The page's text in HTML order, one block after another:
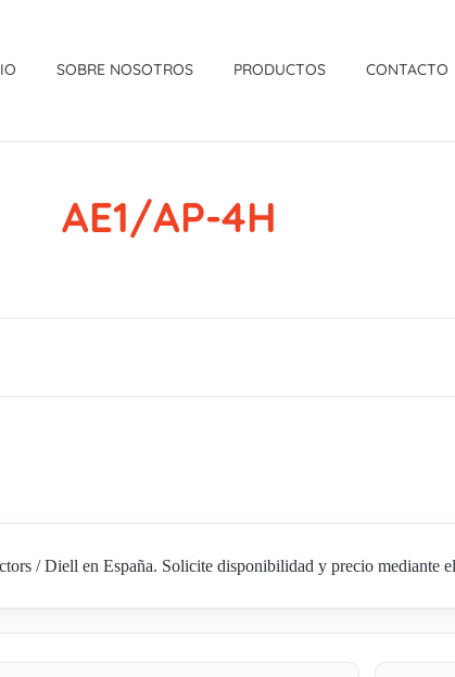
SOBRE NOSOTROS PRODUCTOS CONTACTO
AE1/AP-4H
/ Diell en España. Solicite disponibilidad y precio mediante